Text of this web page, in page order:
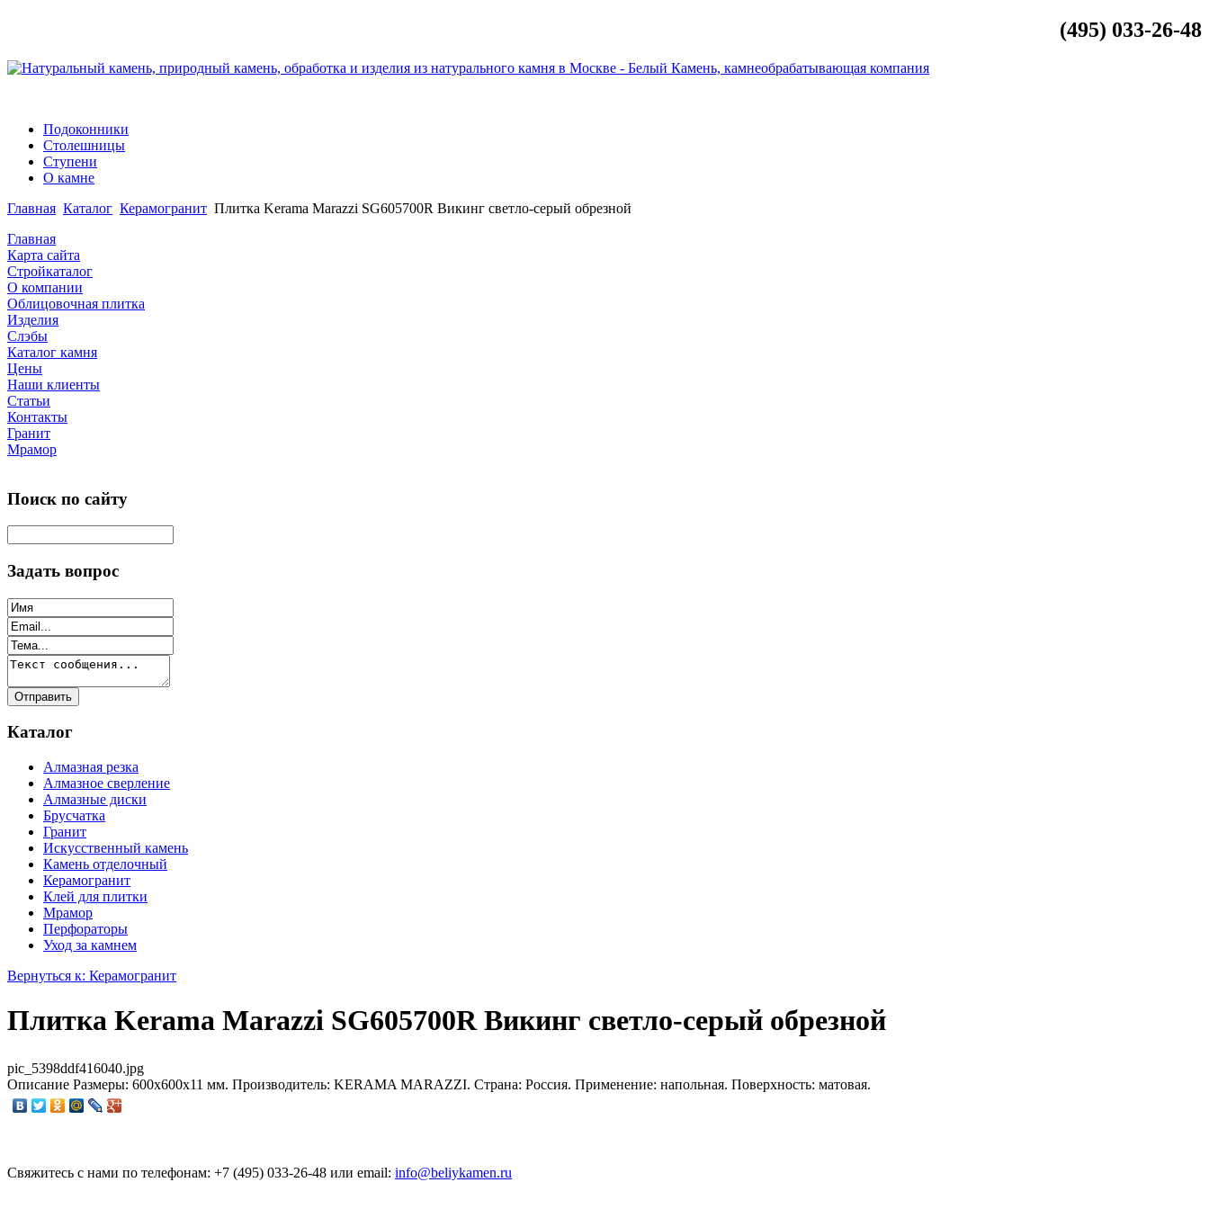
(495) 033-26-48
Подоконники
Столешницы
Ступени
О камне
Главная Каталог Керамогранит Плитка Kerama Marazzi SG605700R Викинг светло-серый обрезной
Главная
Карта сайта
Стройкаталог
О компании
Облицовочная плитка
Изделия
Слэбы
Каталог камня
Цены
Наши клиенты
Статьи
Контакты
Гранит
Мрамор
Поиск по сайту
Задать вопрос
Каталог
Алмазная резка
Алмазное сверление
Алмазные диски
Брусчатка
Гранит
Искусственный камень
Камень отделочный
Керамогранит
Клей для плитки
Мрамор
Перфораторы
Уход за камнем
Вернуться к: Керамогранит
Плитка Kerama Marazzi SG605700R Викинг светло-серый обрезной
pic_5398ddf416040.jpg
Описание Размеры: 600x600x11 мм. Производитель: KERAMA MARAZZI. Страна: Россия. Применение: напольная. Поверхность: матовая.
Свяжитесь с нами по телефонам: +7 (495) 033-26-48 или email: info@beliykamen.ru